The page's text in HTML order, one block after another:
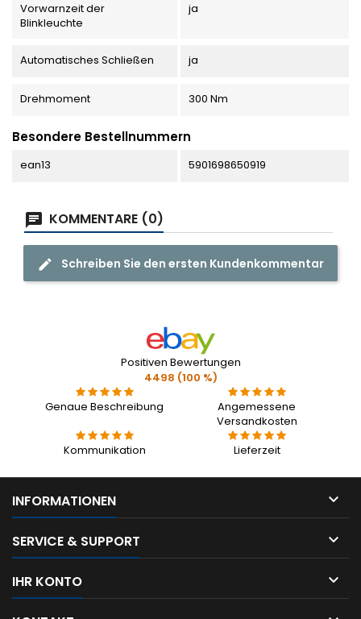
Vorwarnzeit der
Blinkleuchte
ja
Automatisches Schließen ja
Drehmoment 300 Nm
Besondere Bestellnummern
ean13 5901698650919
KOMMENTARE (0)
Schreiben Sie den ersten Kundenkommentar
Positiven Bewertungen
4498 (100 %)
Genaue Beschreibung
Angemessene
Versandkosten
Kommunikation
Lieferzeit
INFORMATIONEN 
SERVICE & SUPPORT 
IHR KONTO 